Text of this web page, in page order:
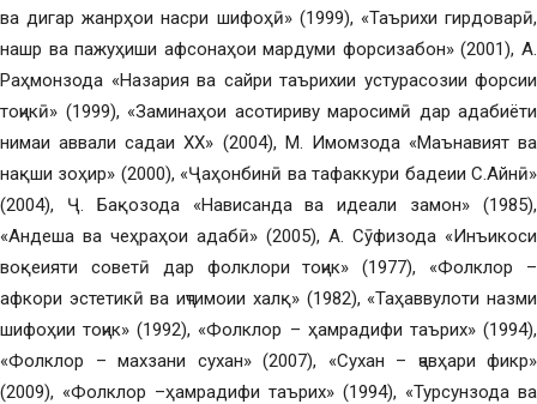
ва дигар жанрҳои насри шифоҳӣ» (1999), «Таърихи гирдоварӣ,
нашр ва пажуҳиши афсонаҳои мардуми форсизабон» (2001), А.
Раҳмонзода «Назария ва сайри таърихии устурасозии форсии
тоҷикӣ» (1999), «Заминаҳои асотириву маросимӣ дар адабиёти
нимаи аввали садаи ХХ» (2004), М. Имомзода «Маънавият ва
нақши зоҳир» (2000), «Ҷаҳонбинӣ ва тафаккури бадеии С.Айнӣ»
(2004), Ҷ. Бақозода «Нависанда ва идеали замон» (1985),
«Андеша ва чеҳраҳои адабӣ» (2005), А. Сӯфизода «Инъикоси
воқеияти советӣ дар фолклори тоҷик» (1977), «Фолклор –
афкори эстетикӣ ва иҷтимоии халқ» (1982), «Таҳаввулоти назми
шифоҳии тоҷик» (1992), «Фолклор – ҳамрадифи таърих» (1994),
«Фолклор – махзани сухан» (2007), «Сухан – ҷавҳари фикр»
(2009), «Фолклор –ҳамрадифи таърих» (1994), «Турсунзода ва